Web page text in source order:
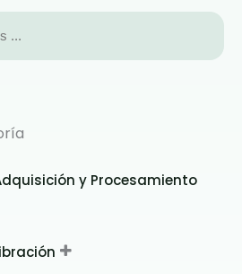
y Procesamiento